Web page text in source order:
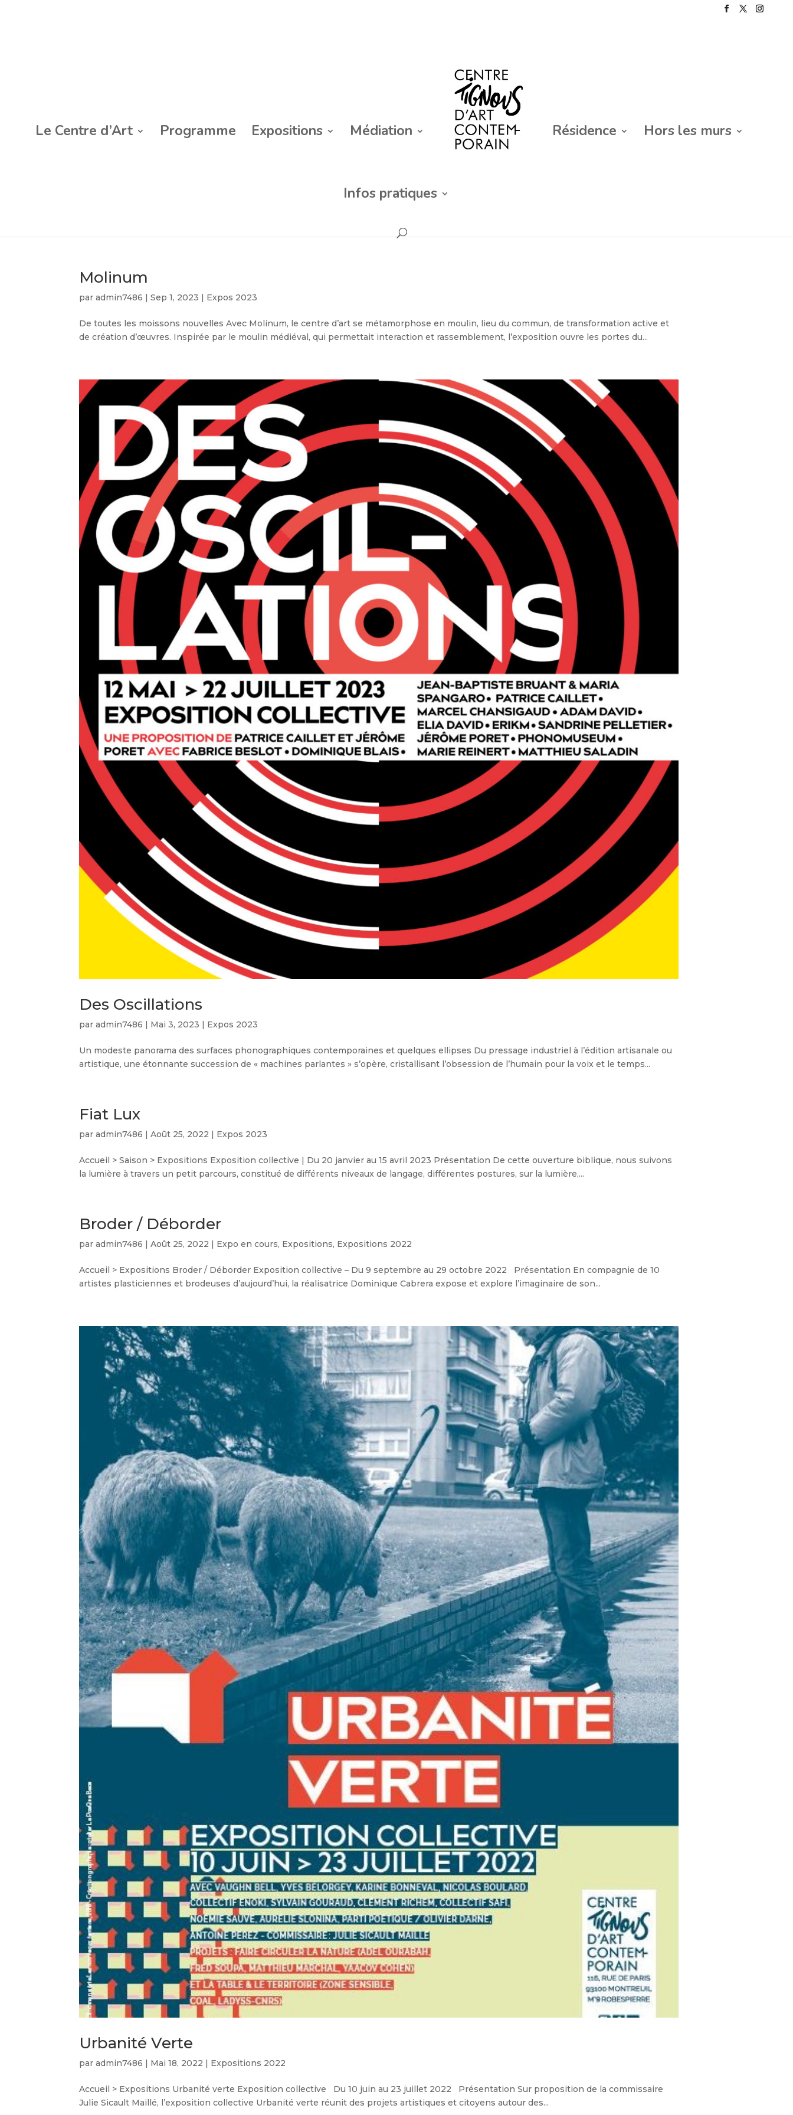
Le Centre d’Art Programme Expositions Médiation Résidence Hors les murs
Infos pratiques
Molinum
paradmin7486 |Sep 1, 2023 | Expos 2023
De toutes les moissons nouvelles Avec Molinum, le centre d’art se métamorphose en moulin, lieu du commun, de transformation active et
de création d’œuvres. Inspirée par le moulin médiéval, qui permettait interaction et rassemblement, l’exposition ouvre les portes du...
Des Oscillations
paradmin7486 | Mai 3, 2023 | Expos 2023
Un modeste panorama des surfaces phonographiques contemporaines et quelques ellipses Du pressage industriel à l’édition artisanale ou
artistique, une étonnante succession de « machines parlantes » s’opère, cristallisant l’obsession de l’humain pour la voix et le temps...
Fiat Lux
paradmin7486 |Août 25, 2022 | Expos 2023
Accueil > Saison > Expositions Exposition collective | Du 20 janvier au 15 avril 2023 Présentation De cette ouverture biblique, nous suivons
la lumière à travers un petit parcours, constitué de différents niveaux de langage, différentes postures, sur la lumière,...
Broder / Déborder
paradmin7486 |Août 25, 2022 | Expo en cours, Expositions, Expositions 2022
Accueil > Expositions Broder / Déborder Exposition collective – Du 9 septembre au 29 octobre 2022 Présentation En compagnie de 10
artistes plasticiennes et brodeuses d’aujourd’hui, la réalisatrice Dominique Cabrera expose et explore l’imaginaire de son...
Urbanité Verte
paradmin7486 Mai 18, 2022 Expositions 2022
Accueil > Expositions Urbanité verte Exposition collective Du 10 juin au 23 juillet 2022 Présentation Sur proposition de la commissaire
Julie Sicault Maillé, l’exposition collective Urbanité verte réunit des projets artistiques et citoyens autour des...